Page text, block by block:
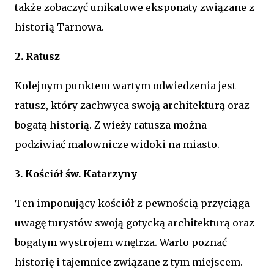
także zobaczyć unikatowe eksponaty związane z
historią Tarnowa.
2. Ratusz
Kolejnym punktem wartym odwiedzenia jest
ratusz, który zachwyca swoją architekturą oraz
bogatą historią. Z wieży ratusza można
podziwiać malownicze widoki na miasto.
3. Kościół św. Katarzyny
Ten imponujący kościół z pewnością przyciąga
uwagę turystów swoją gotycką architekturą oraz
bogatym wystrojem wnętrza. Warto poznać
historię i tajemnice związane z tym miejscem.